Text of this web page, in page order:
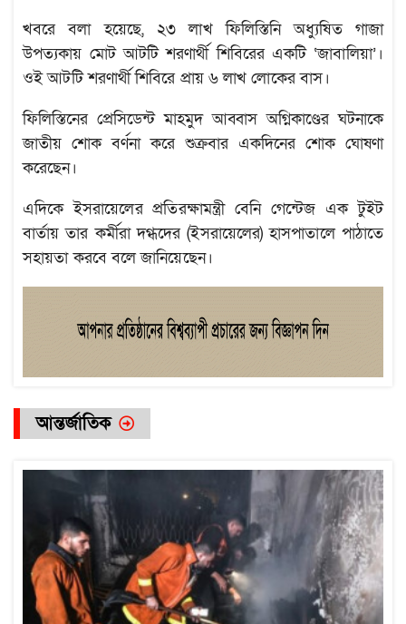
খবরে বলা হয়েছে, ২৩ লাখ ফিলিস্তিনি অধ্যুষিত গাজা
উপত্যকায় মোট আটটি শরণার্থী শিবিরের একটি ‘জাবালিয়া’।
ওই আটটি শরণার্থী শিবিরে প্রায় ৬ লাখ লোকের বাস।
ফিলিস্তিনের প্রেসিডেন্ট মাহমুদ আব্বাস অগ্নিকাণ্ডের ঘটনাকে
জাতীয় শোক বর্ণনা করে শুক্রবার একদিনের শোক ঘোষণা
করেছেন।
এদিকে ইসরায়েলের প্রতিরক্ষামন্ত্রী বেনি গেন্টেজ এক টুইট
বার্তায় তার কর্মীরা দগ্ধদের (ইসরায়েলের) হাসপাতালে পাঠাতে
সহায়তা করবে বলে জানিয়েছেন।
আন্তর্জাতিক